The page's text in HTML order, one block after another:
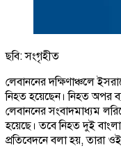
ছবি: সংগৃহীত
লেবাননের দক্ষিণাঞ্চলে
নিহত হয়েছেন। নিহত অপর
লেবাননের সংবাদমাধ্যম
হয়েছে। তবে নিহত দুই
প্রতিবেদনে বলা হয়, তারা